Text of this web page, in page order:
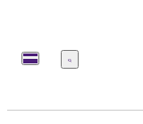
Menü